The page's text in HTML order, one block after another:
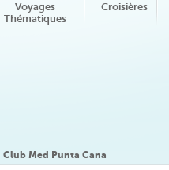
Voyages
Thématiques
Croisières
| Club Med Punta Cana